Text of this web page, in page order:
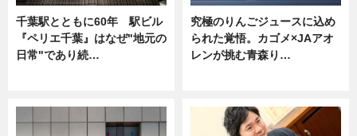
千葉駅とともに60年 駅ビル
『ペリエ千葉』はなぜ"地元の
日常"であり続…
究極のりんごジュースに込め
られた覚悟。カゴメ×JAアオ
レンが挑む青森り…